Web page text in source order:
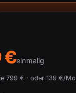
€einmalig
799 € · oder 139 €/